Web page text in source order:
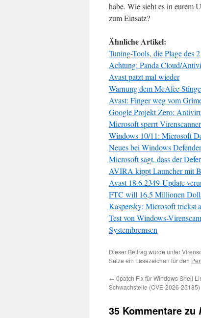
habe. Wie sieht es in eurem
zum Einsatz?
Ähnliche Artikel:
Tuning-Tools, die Plage des
Achtung: Panda Cloud/
Avast patzt mal wieder
Warnung dem McAfee
Avast: Finger weg vom
Google Projekt Zero:
Microsoft sperrt
Windows 10/11: Microsoft
Neues bei Windows
Microsoft sagt, dass der
AVIRA kippt Launcher mit
Avast 18.6.2349-Update
FTC will 16,5 Millionen
Kaspersky: Microsoft trickst
Test von Windows-
Systembremsen
Dieser Beitrag wurde unter
Setze ein Lesezeichen für den
← 0patch Fix für Windows Shell
Schwachstelle (CVE-2026-25185)
35 Kommentare zu